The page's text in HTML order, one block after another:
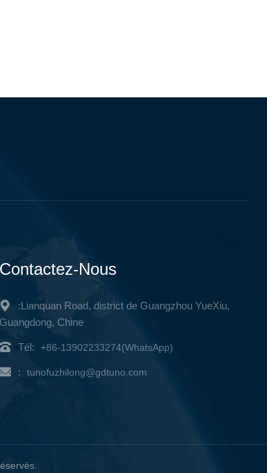
Contactez-Nous
:Lianquan Road, district de Guangzhou YueXiu,
Guangdong, Chine
Tél: +86-13902233274(WhatsApp)
: tunofuzhilong@gdtuno.com